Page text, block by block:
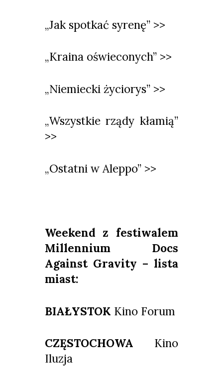
„Jak spotkać syrenę” >>
„Kraina oświeconych” >>
„Niemiecki życiorys” >>
„Wszystkie rządy kłamią”
>>
„Ostatni w Aleppo” >>
Weekend z festiwalem
Millennium Docs
Against Gravity – lista
miast:
BIAŁYSTOK Kino Forum
CZĘSTOCHOWA Kino
Iluzja